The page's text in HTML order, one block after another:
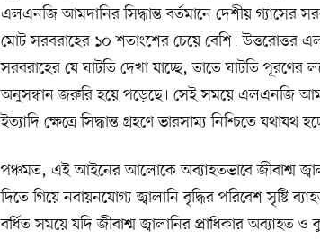
এলএনজি আমদানির সিদ্ধান্ত বর্তমানে দেশীয়
মোট সরবরাহের ১০ শতাংশের চেয়ে বেশি। উত্তরোত্তর
সরবরাহের যে ঘাটতি দেখা যাচ্ছে, তাতে ঘাটতি পূরণের
অনুসন্ধান জরুরি হয়ে পড়েছে। সেই সময়ে এলএনজি
ইত্যাদি ক্ষেত্রে সিদ্ধান্ত গ্রহণে ভারসাম্য নিশ্চিতে যথাযথ
পঞ্চমত, এই আইনের আলোকে অব্যাহতভাবে জীবাশ্ম
দিতে গিয়ে নবায়নযোগ্য জ্বালানি বৃদ্ধির পরিবেশ সৃষ্টি
বর্ধিত সময়ে যদি জীবাশ্ম জ্বালানির প্রাধিকার অব্যাহত